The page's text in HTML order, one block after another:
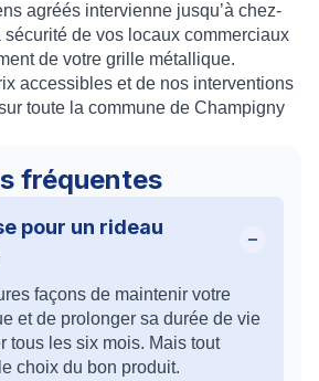
agréés intervienne jusqu’à chez-
sécurité de vos locaux commerciaux
de votre grille métallique.
accessibles et de nos interventions
toute la commune de Champigny
fréquentes
pour un rideau
façons de maintenir votre
et de prolonger sa durée de vie
tous les six mois. Mais tout
choix du bon produit.